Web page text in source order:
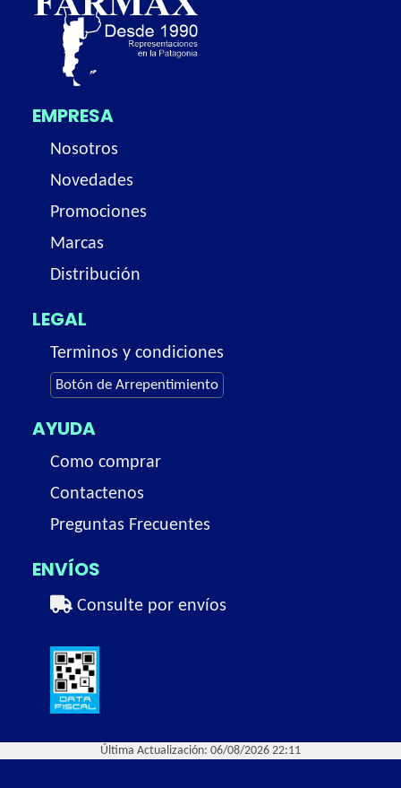
EMPRESA
Nosotros
Novedades
Promociones
Marcas
Distribución
LEGAL
Terminos y condiciones
Botón de Arrepentimiento
AYUDA
Como comprar
Contactenos
Preguntas Frecuentes
ENVÍOS
Consulte por envíos
Última Actualización: 06/08/2026 22:11